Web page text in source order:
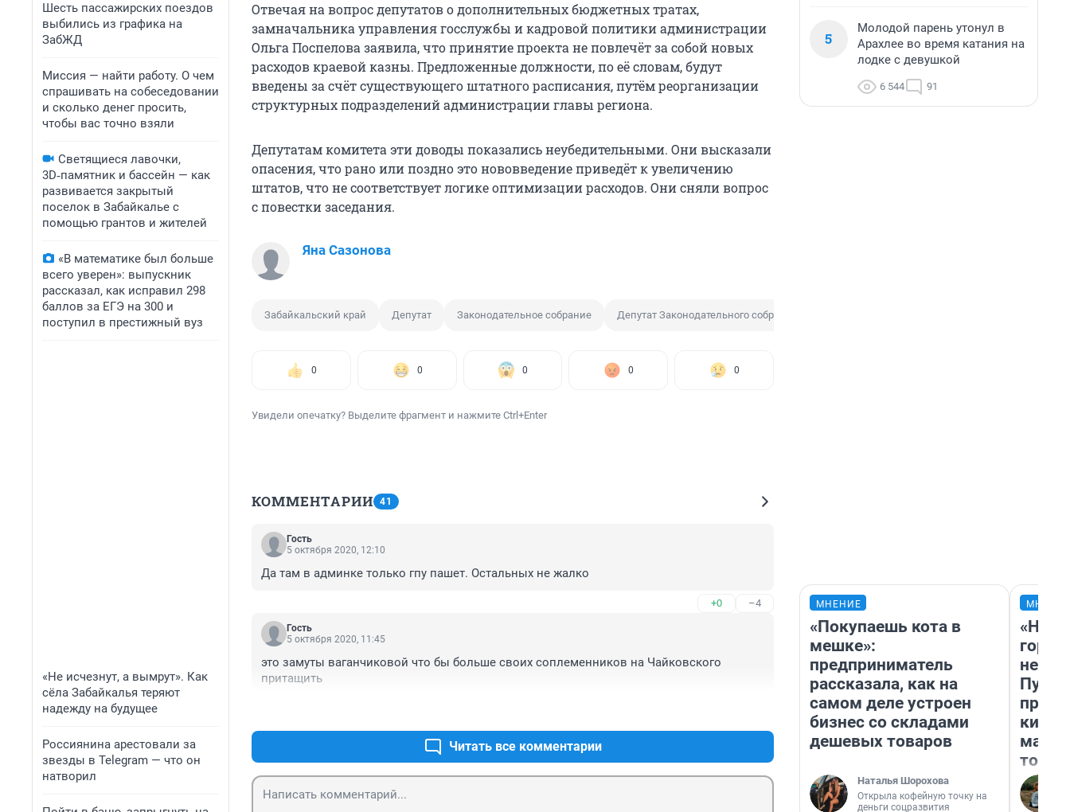
Шесть пассажирских поездов
выбились из графика на
ЗабЖД
Миссия — найти работу. О чем
спрашивать на собеседовании
и сколько денег просить,
чтобы вас точно взяли
Светящиеся лавочки,
3D‑памятник и бассейн — как
развивается закрытый
поселок в Забайкалье с
помощью грантов и жителей
«В математике был больше
всего уверен»: выпускник
рассказал, как исправил 298
баллов за ЕГЭ на 300 и
поступил в престижный вуз
«Не исчезнут, а вымрут». Как
сёла Забайкалья теряют
надежду на будущее
Россиянина арестовали за
звезды в Telegram — что он
натворил
Отвечая на вопрос депутатов о дополнительных бюджетных тратах,
замначальника управления госслужбы и кадровой политики администрации
Ольга Поспелова заявила, что принятие проекта не повлечёт за собой новых
расходов краевой казны. Предложенные должности, по её словам, будут
введены за счёт существующего штатного расписания, путём реорганизации
структурных подразделений администрации главы региона.
Депутатам комитета эти доводы показались неубедительными. Они высказали
опасения, что рано или поздно это нововведение приведёт к увеличению
штатов, что не соответствует логике оптимизации расходов. Они сняли вопрос
с повестки заседания.
Яна Сазонова
Забайкальский край Депутат Законодательное собрание Депутат Законодательного собрания
0 0 0 0 0
Увидели опечатку? Выделите фрагмент и нажмите Ctrl+Enter
КОММЕНТАРИИ 41
Гость
5 октября 2020, 12:10
Да там в админке только гпу пашет. Остальных не жалко
+0 –4
Гость
5 октября 2020, 11:45
это замуты ваганчиковой что бы больше своих соплеменников на Чайковского
притащить
Читать все комментарии
5
Молодой парень утонул в
Арахлее во время катания на
лодке с девушкой
6 544 91
МНЕНИЕ
«Покупаешь кота в
мешке»:
предприниматель
рассказала, как на
самом деле устроен
бизнес со складами
дешевых товаров
Наталья Шорохова
Открыла кофейную точку на
деньги соцразвития
«Нет
того